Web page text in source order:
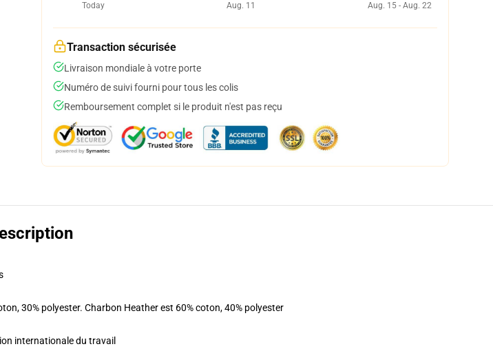
Today
Aug. 11
Aug. 15 - Aug. 22
Transaction sécurisée
Livraison mondiale à votre porte
Numéro de suivi fourni pour tous les colis
Remboursement complet si le produit n'est pas reçu
30% polyester. Charbon Heather est 60% coton, 40% polyester
internationale du travail